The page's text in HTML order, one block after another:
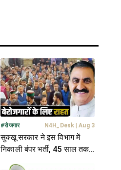
#रोजगार N4H_Desk Aug 3
सुक्खू सरकार ने इस विभाग में
निकाली बंपर भर्ती, 45 साल तक